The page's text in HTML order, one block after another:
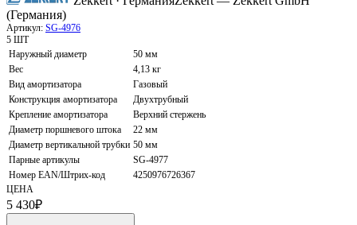
(Германия)
Артикул: SG-4976
5 ШТ
Наружный диаметр
50 мм
Вес
4,13 кг
Вид амортизатора
Газовый
Конструкция амортизатора
Двухтрубный
Крепление амортизатора
Верхний стержень
Диаметр поршневого штока
22 мм
Диаметр вертикальной трубки 50 мм
Парные артикулы
SG-4977
Номер EAN/Штрих-код
4250976726367
ЦЕНА
5 430₽